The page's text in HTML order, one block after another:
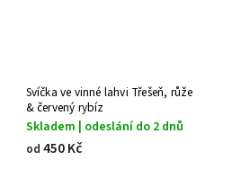
Svíčka ve vinné lahvi Třešeň, růže
& červený rybíz
Skladem | odeslání do 2 dnů
od 450 Kč